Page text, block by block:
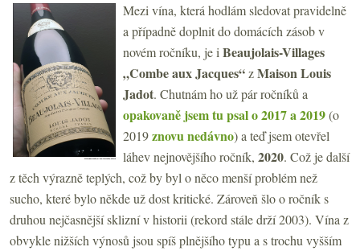
Mezi vína, která hodlám sledovat pravidelně
a případně doplnit do domácích zásob v
novém ročníku, je i Beaujolais-Villages
„Combe aux Jacques“zMaison Louis
Jadot. Chutnám ho už pár ročníků a
opakovaně jsem tu psal o 2017 a 2019(o
2019znovu nedávno) a teď jsem otevřel
láhev nejnovějšího ročník, 2020. Což je další
z těch výrazně teplých, což by byl o něco menší problém než
sucho, které bylo někde už dost kritické. Zároveň šlo o ročník s
druhou nejčasnější sklizní v historii (rekord stále drží 2003). Vína z
obvykle nižších výnosů jsou spíš plnějšího typu a s trochu vyšším